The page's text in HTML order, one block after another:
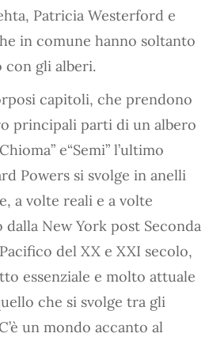
Patricia Westerford e
in comune hanno soltanto
gli alberi.
capitoli, che prendono
principali parti di un albero
e“Semi” l’ultimo
Powers si svolge in anelli
a volte reali e a volte
dalla New York post Seconda
del XX e XXI secolo,
essenziale e molto attuale
che si svolge tra gli
un mondo accanto al